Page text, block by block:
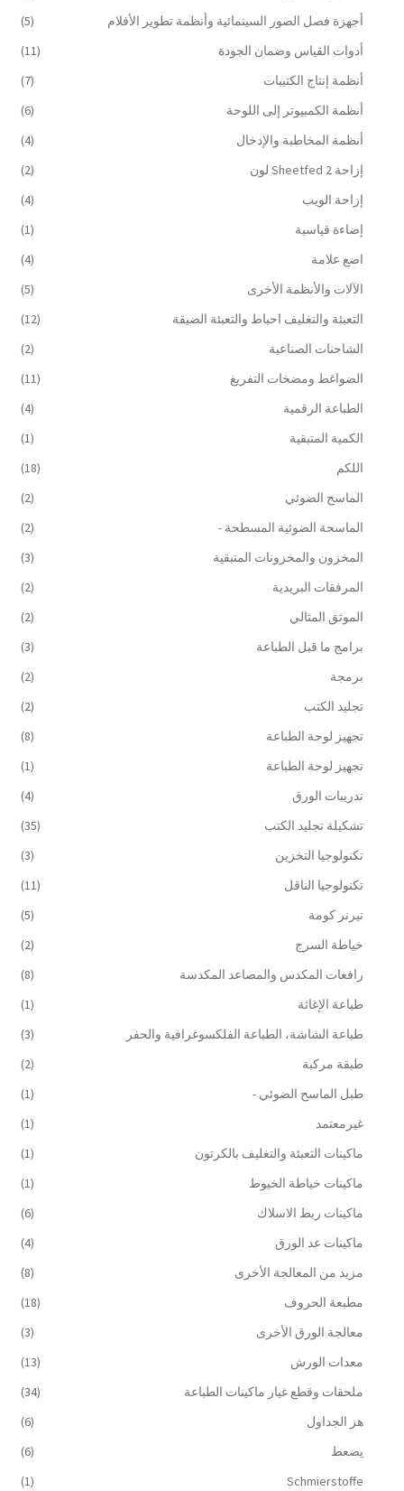
أجهزة فصل الصور السينمائية وأنظمة تطوير الأفلام
(5)
أدوات القياس وضمان الجودة
(11)
أنظمة إنتاج الكتيبات
(7)
أنظمة الكمبيوتر إلى اللوحة
(6)
أنظمة المخاطبة والإدخال
(4)
إزاحة Sheetfed 2 لون
(2)
إزاحة الويب
(4)
إضاءة قياسية
(1)
اضع علامة
(4)
الآلات والأنظمة الأخرى
(5)
التعبئة والتغليف احباط والتعبئة الضيقة
(12)
الشاحنات الصناعية
(2)
الضواغط ومضخات التفريغ
(11)
الطباعة الرقمية
(4)
الكمية المتبقية
(1)
اللكم
(18)
الماسح الضوئي
(2)
الماسحة الضوئية المسطحة -
(2)
المخزون والمخزونات المتبقية
(3)
المرفقات البريدية
(2)
الموثق المثالي
(2)
برامج ما قبل الطباعة
(3)
برمجة
(2)
تجليد الكتب
(2)
تجهيز لوحة الطباعة
(8)
تجهيز لوحة الطباعة
(1)
تدريبات الورق
(4)
تشكيلة تجليد الكتب
(35)
تكنولوجيا التخزين
(3)
تكنولوجيا الناقل
(11)
تيرنر كومة
(5)
خياطة السرج
(2)
رافعات المكدس والمصاعد المكدسة
(8)
طباعة الإغاثة
(1)
طباعة الشاشة، الطباعة الفلكسوغرافية والحفر
(3)
طبقة مركبة
(2)
طبل الماسح الضوئي -
(1)
غيرمعتمد
(1)
ماكينات التعبئة والتغليف بالكرتون
(1)
ماكينات خياطة الخيوط
(1)
ماكينات ربط الاسلاك
(6)
ماكينات عد الورق
(4)
مزيد من المعالجة الأخرى
(8)
مطبعة الحروف
(18)
معالجة الورق الأخرى
(3)
معدات الورش
(13)
ملحقات وقطع غيار ماكينات الطباعة
(34)
هز الجداول
(6)
يضعط
(6)
Schmierstoffe
(1)